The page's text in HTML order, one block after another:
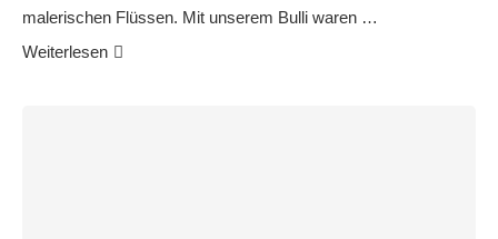
malerischen Flüssen. Mit unserem Bulli waren …
Weiterlesen